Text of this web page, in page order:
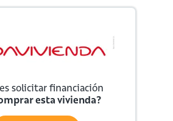
solicitar financiación
esta vivienda?